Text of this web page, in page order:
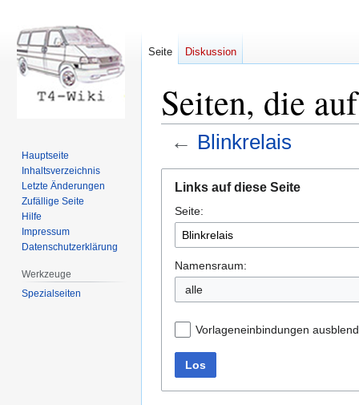
Seiten, die
← Blinkrelais
Navigation
springen
Suche
springen
Links auf diese Seite
Seite:
Namensraum:
Vorlageneinbindungen
Los
Seite Diskussion
Hauptseite
Inhaltsverzeichnis
Letzte Änderungen
Zufällige Seite
Hilfe
Impressum
Datenschutzerklärung
Werkzeuge
Spezialseiten